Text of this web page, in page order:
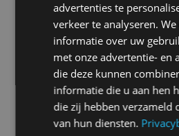
Abarth Aiways
Aston Martin Audi
advertenties te
verkeer te analyseren.
informatie over uw
met onze advertentie- en
die deze kunnen
informatie die u aan hen
die zij hebben verzameld
van hun diensten.